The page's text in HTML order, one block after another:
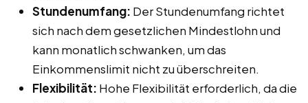
Stundenumfang: Der Stundenumfang richtet
sich nach dem gesetzlichen Mindestlohn und
kann monatlich schwanken, um das
Einkommenslimit nicht zu überschreiten.
Flexibilität: Hohe Flexibilität erforderlich, da die